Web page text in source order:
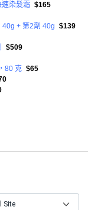
染髮霜 $165
40g + 第2劑 40g $139
$509
80 克 $65
Site